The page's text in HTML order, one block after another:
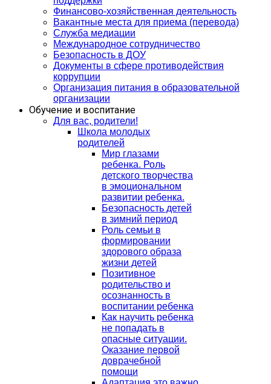
Финансово-хозяйственная деятельность
Вакантные места для приема (перевода)
Служба медиации
Международное сотрудничество
Безопасность в ДОУ
Документы в сфере противодействия
коррупции
Организация питания в образовательной
организации
Обучение и воспитание
Для вас, родители!
Школа молодых
родителей
Мир глазами
ребенка. Роль
детского творчества
в эмоциональном
развитии ребенка.
Безопасность детей
в зимний период
Роль семьи в
формировании
здорового образа
жизни детей
Позитивное
родительство и
осознанность в
воспитании ребенка
Как научить ребенка
не попадать в
опасные ситуации.
Оказание первой
доврачебной
помощи